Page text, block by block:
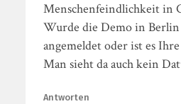
Menschenfeindlichkeit in
Wurde die Demo in Berlin
angemeldet oder ist es
Man sieht da auch kein
Antworten